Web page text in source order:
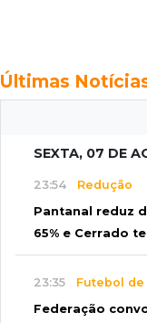
Últimas
SEXTA, 07 DE
23:54 Redução
Pantanal reduz
65% e Cerrado
23:35 Futebol de
Federação